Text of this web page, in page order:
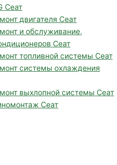
Сеат
двигателя Сеат
и обслуживание,
Сеат
топливной системы Сеат
системы охлаждения
выхлопной системы Сеат
Сеат